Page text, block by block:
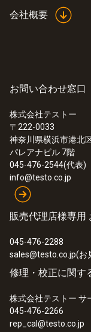
クラス1の
測定精度は
一般テクニカ
質量
32 g
外形寸法
1380 mm
プローブシ
1.4 mm
ケーブル長
:0563 1080
¥20,000
¥22,000
会社概要
お問い合わせ窓口
株式会社テストー
〒222-0033
神奈川県横浜市港北
パレアナビル 7階
045-476-2544(代表)
info@testo.co.jp
販売代理店様専用
045-476-2288
sales@testo.co.jp(お
修理・校正に関す
株式会社テストー サ
045-476-2266
rep_cal@testo.co.jp